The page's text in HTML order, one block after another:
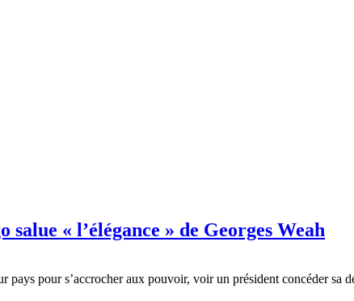
« l’élégance » de Georges Weah
pour s’accrocher aux pouvoir, voir un président concéder sa